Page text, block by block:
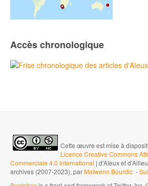
Accès chronologique
Cette œuvre est mise à
Licence Creative Commons
Commerciale 4.0 International | d'Aïeux et
archives (2007-2023), parMaïwenn Bourdic -